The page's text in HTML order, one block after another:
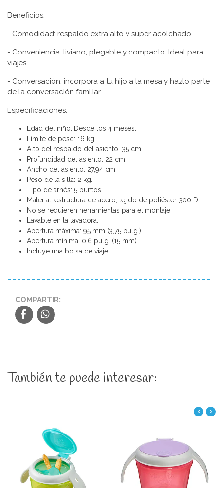
Beneficios:
- Comodidad: respaldo extra alto y súper acolchado.
- Conveniencia: liviano, plegable y compacto. Ideal para
viajes.
- Conversación: incorpora a tu hijo a la mesa y hazlo parte
de la conversación familiar.
Especificaciones:
Edad del niño: Desde los 4 meses.
Límite de peso: 16 kg.
Alto del respaldo del asiento: 35 cm.
Profundidad del asiento: 22 cm.
Ancho del asiento: 27,94 cm.
Peso de la silla: 2 kg.
Tipo de arnés: 5 puntos.
Material: estructura de acero, tejido de poliéster 300 D.
No se requieren herramientas para el montaje.
Lavable en la lavadora.
Apertura máxima: 95 mm (3,75 pulg.)
Apertura mínima: 0,6 pulg. (15 mm).
Incluye una bolsa de viaje.
COMPARTIR:
También te puede interesar:
‹ ›